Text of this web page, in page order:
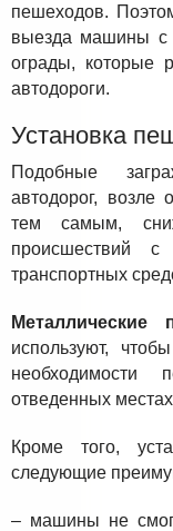
пешеходов.
выезда машины с
ограды, которые
автодороги.
Установка
Подобные
автодорог, возле
тем самым,
происшествий
транспортных
Металлические
используют,
необходимости
отведенных
Кроме того,
следующие
– машины не